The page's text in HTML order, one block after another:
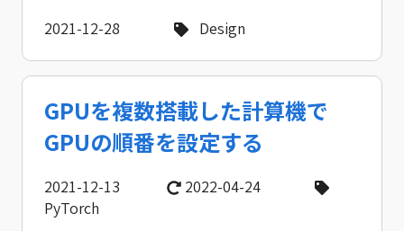
2021-12-28 Design
GPUを複数搭載した計算機で
GPUの順番を設定する
2021-12-13
2022-04-24
PyTorch